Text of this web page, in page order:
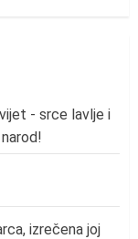
- srce lavlje i
izrečena joj